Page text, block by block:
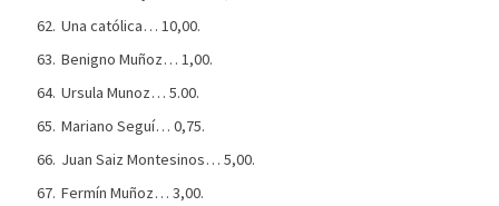
Una católica… 10,00.
Benigno Muñoz… 1,00.
Ursula Munoz… 5.00.
Mariano Seguí… 0,75.
Juan Saiz Montesinos… 5,00.
Fermín Muñoz… 3,00.